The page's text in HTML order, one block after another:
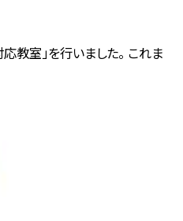
応教室」を行いました。 これま